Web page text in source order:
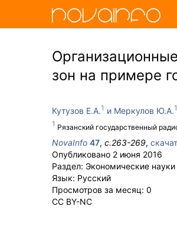
зон на примере
Кутузов Е.А.
Рязанский государственный
Меркулов Ю.А.
NovaInfo 47, с.263-269,
Опубликовано 2 июня 2016
Раздел: Экономические науки
Язык: Русский
Просмотров за месяц: 0
CC BY-NC